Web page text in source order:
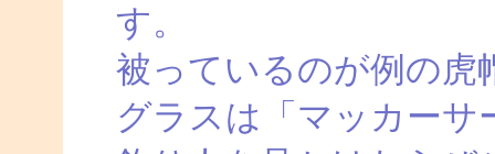
す。
被っているのが例の虎
グラスは「マッカー